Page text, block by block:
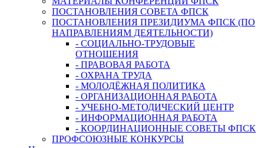
ПОСТАНОВЛЕНИЯ СОВЕТА ФПСК
ПОСТАНОВЛЕНИЯ ПРЕЗИДИУМА ФПСК (ПО
НАПРАВЛЕНИЯМ ДЕЯТЕЛЬНОСТИ)
- СОЦИАЛЬНО-ТРУДОВЫЕ
ОТНОШЕНИЯ
- ПРАВОВАЯ РАБОТА
- ОХРАНА ТРУДА
- МОЛОДЁЖНАЯ ПОЛИТИКА
- ОРГАНИЗАЦИОННАЯ РАБОТА
- УЧЕБНО-МЕТОДИЧЕСКИЙ ЦЕНТР
- ИНФОРМАЦИОННАЯ РАБОТА
- КООРДИНАЦИОННЫЕ СОВЕТЫ ФПСК
ПРОФСОЮЗНЫЕ КОНКУРСЫ